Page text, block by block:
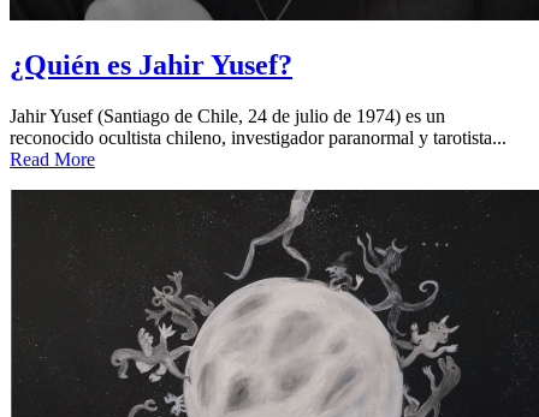
¿Quién es Jahir Yusef?
Jahir Yusef (Santiago de Chile, 24 de julio de 1974) es un
reconocido ocultista chileno, investigador paranormal y tarotista...
Read More